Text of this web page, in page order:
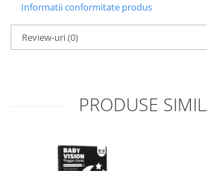
Informatii conformitate produs
Review-uri(0)
PRODUSE